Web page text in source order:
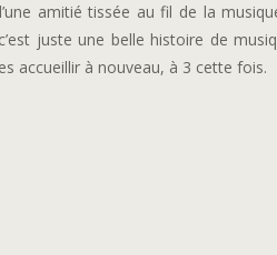
amitié tissée au fil de la
juste une belle histoire de
accueillir à nouveau, à 3 cette fois.